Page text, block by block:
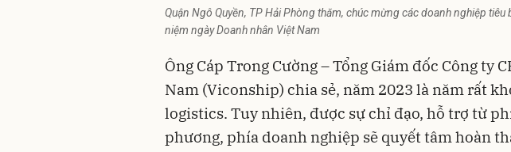
Quận Ngô Quyền, TP Hải Phòng thăm, chúc mừng các doanh nghiệp tiêu
niệm ngày Doanh nhân Việt Nam
Ông Cáp Trong Cường – Tổng Giám đốc Công ty
Nam (Viconship) chia sẻ, năm 2023 là năm rất
logistics. Tuy nhiên, được sự chỉ đạo, hỗ trợ từ
phương, phía doanh nghiệp sẽ quyết tâm hoàn